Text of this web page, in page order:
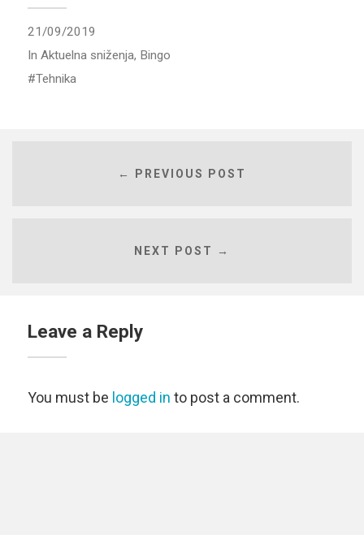
21/09/2019
In Aktuelna sniženja, Bingo
Tehnika
← PREVIOUS POST
NEXT POST →
Leave a Reply
You must be logged in to post a comment.